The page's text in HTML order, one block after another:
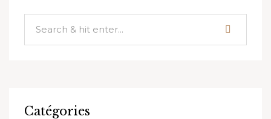
Catégories